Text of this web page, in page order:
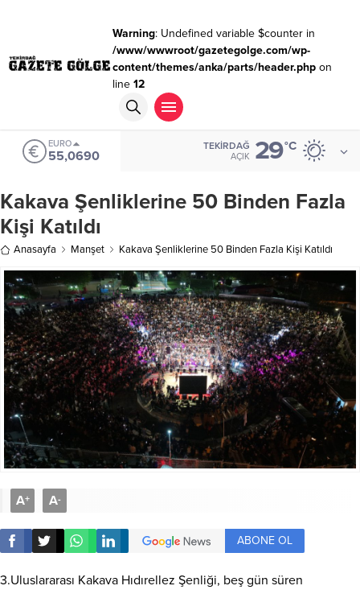
Warning: Undefined variable $counter in
/www/wwwroot/gazetegolge.com/wp-
content/themes/anka/parts/header.phpon
line 12
EURO
55,0690
TEKIRDAĞ
AÇIK 29°C
Kakava Şenliklerine 50 Binden Fazla
Kişi Katıldı
Anasayfa Manşet Kakava Şenliklerine 50 Binden Fazla Kişi Katıldı
A+ A-
ABONE OL
3.Uluslararası Kakava Hıdırellez Şenliği, beş gün süren